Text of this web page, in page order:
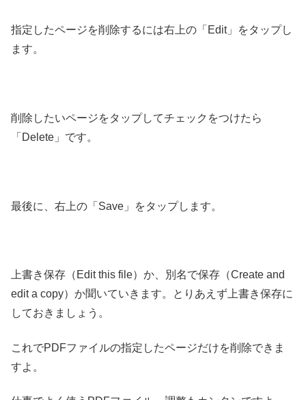
指定したページを削除するには右上の「Edit」をタップし
ます。
削除したいページをタップしてチェックをつけたら
「Delete」です。
最後に、右上の「Save」をタップします。
上書き保存（Edit this file）か、別名で保存（Create and
edit a copy）か聞いていきます。とりあえず上書き保存に
しておきましょう。
これでPDFファイルの指定したページだけを削除できま
すよ。